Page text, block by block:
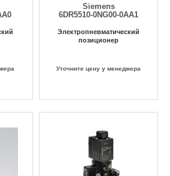
Siemens
6DR5510-0NG00-0AA1
Электропневматический
позиционер
Уточните цену у менеджера